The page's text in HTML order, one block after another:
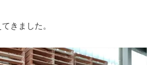
きました。